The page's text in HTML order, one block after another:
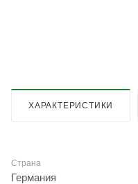
ХАРАКТЕРИСТИКИ
Страна
Германия